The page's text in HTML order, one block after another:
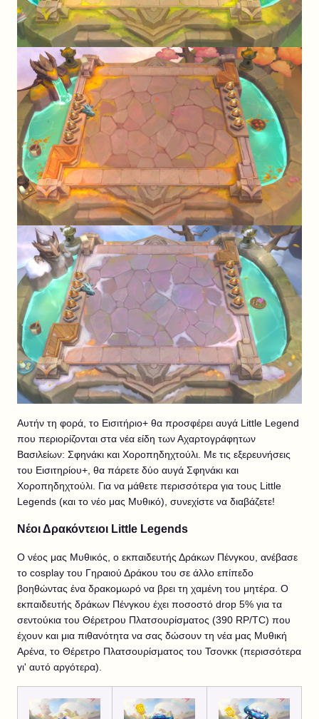
Αυτήν τη φορά, το Εισιτήριο+ θα προσφέρει αυγά Little Legend
που περιορίζονται στα νέα είδη των Αχαρτογράφητων
Βασιλείων: Σφηνάκι και Χοροπηδηχτούλι. Με τις εξερευνήσεις
του Εισιτηρίου+, θα πάρετε δύο αυγά Σφηνάκι και
Χοροπηδηχτούλι. Για να μάθετε περισσότερα για τους Little
Legends (και το νέο μας Μυθικό), συνεχίστε να διαβάζετε!
Νέοι Δρακόντειοι Little Legends
Ο νέος μας Μυθικός, ο εκπαιδευτής Δράκων Πένγκου, ανέβασε
το cosplay του Γηραιού Δράκου του σε άλλο επίπεδο
βοηθώντας ένα δρακομωρό να βρει τη χαμένη του μητέρα. Ο
εκπαιδευτής δράκων Πένγκου έχει ποσοστό drop 5% για τα
σεντούκια του Θέρετρου Πλατσουρίσματος (390 RP/TC) που
έχουν και μια πιθανότητα να σας δώσουν τη νέα μας Μυθική
Αρένα, το Θέρετρο Πλατσουρίσματος του Τσονκκ (περισσότερα
γι' αυτό αργότερα).